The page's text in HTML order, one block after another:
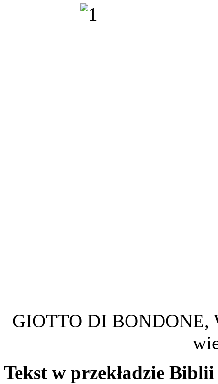
GIOTTO DI BONDONE,
Tekst w przekładzie